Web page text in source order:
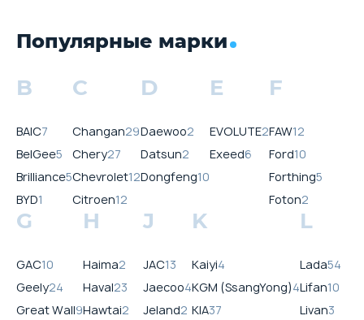
Популярные марки
B
BAIC7
BelGee5
Brilliance5
BYD1
C
Changan29
Chery27
Chevrolet12
Citroen12
D
Daewoo2
Datsun2
Dongfeng10
E
EVOLUTE2
Exeed6
F
FAW12
Ford10
Forthing5
Foton2
G
GAC10
Geely24
Great Wall9
H
Haima2
Haval23
Hawtai2
J
JAC13
Jaecoo4
Jeland2
K
Kaiyi4
KGM (SsangYong)4
KIA37
L
Lada54
Lifan10
Livan3